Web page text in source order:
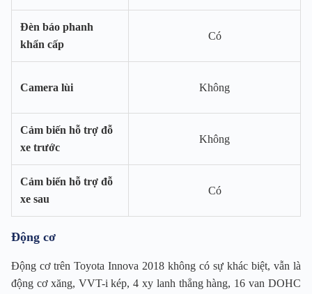
Đèn báo phanh
khẩn cấp
Có
Camera lùi Không
Cảm biến hỗ trợ đỗ
xe trước
Không
Cảm biến hỗ trợ đỗ
xe sau
Có
Động cơ
Động cơ trên Toyota Innova 2018 không có sự khác biệt, vẫn là
động cơ xăng, VVT-i kép, 4 xy lanh thẳng hàng, 16 van DOHC